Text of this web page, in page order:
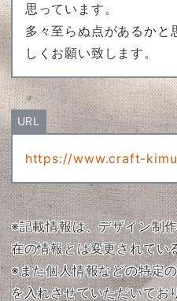
思っています。
多々至らぬ点があるかと
しくお願い致します。
URL
https://www.craft-
※記載情報は、デザイン制
在の情報とは変更されてい
※また個人情報などの特定
を入れさせていただいてお